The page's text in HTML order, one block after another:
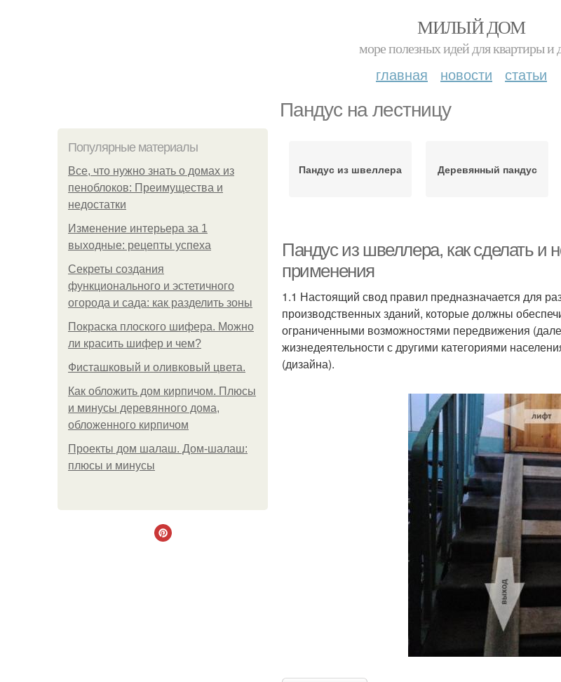
МИЛЫЙ ДОМ
море полезных идей для квартиры и
главная новости статьи
Пандус на лестницу
Популярные материалы
Все, что нужно знать о домах из
пеноблоков: Преимущества и
недостатки
Изменение интерьера за 1
выходные: рецепты успеха
Секреты создания
функционального и эстетичного
огорода и сада: как разделить зоны
Покраска плоского шифера. Можно
ли красить шифер и чем?
Фисташковый и оливковый цвета.
Как обложить дом кирпичом. Плюсы
и минусы деревянного дома,
обложенного кирпичом
Проекты дом шалаш. Дом-шалаш:
плюсы и минусы
Пандус из швеллера Деревянный пандус
Пандус из швеллера, как сделать и
применения
1.1 Настоящий свод правил предназначается для
производственных зданий, которые должны
ограниченными возможностями передвижения
жизнедеятельности с другими категориями
(дизайна).